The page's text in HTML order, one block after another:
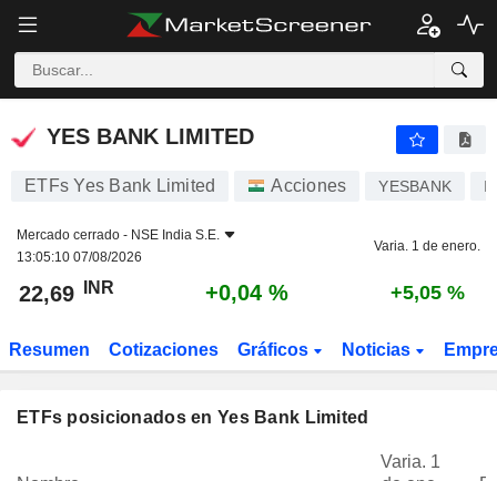
YES BANK LIMITED
YES BANK LIMITED
ETFs Yes Bank Limited Acciones YESBANK
Mercado cerrado - NSE India S.E.
13:05:10 07/08/2026
Varia. 1 de enero.
22,69 INR +0,04 % +5,05 %
Resumen Cotizaciones Gráficos Noticias
ETFs posicionados en Yes Bank Limited
Varia. 1